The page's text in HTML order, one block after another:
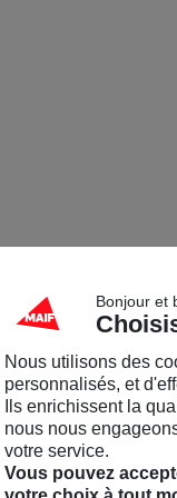
Bonjour et
Nous utilisons des
personnalisés, et
Ils enrichissent la
nous nous
votre service.
Vous pouvez